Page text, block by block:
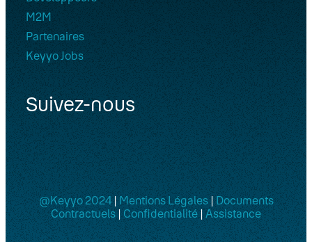
M2M
Partenaires
Keyyo Jobs
Suivez-nous
@Keyyo 2024| Mentions Légales|Documents
Contractuels|Confidentialité|Assistance